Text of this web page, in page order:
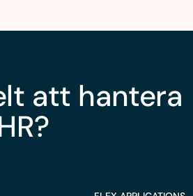
att hantera